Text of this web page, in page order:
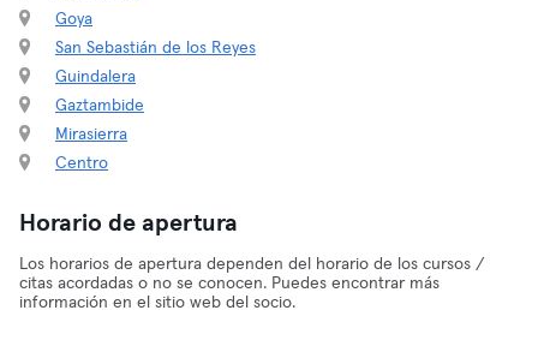
Goya
San Sebastián de los Reyes
Guindalera
Gaztambide
Mirasierra
Centro
Horario de apertura
Los horarios de apertura dependen del horario de los cursos /
citas acordadas o no se conocen. Puedes encontrar más
información en el sitio web del socio.